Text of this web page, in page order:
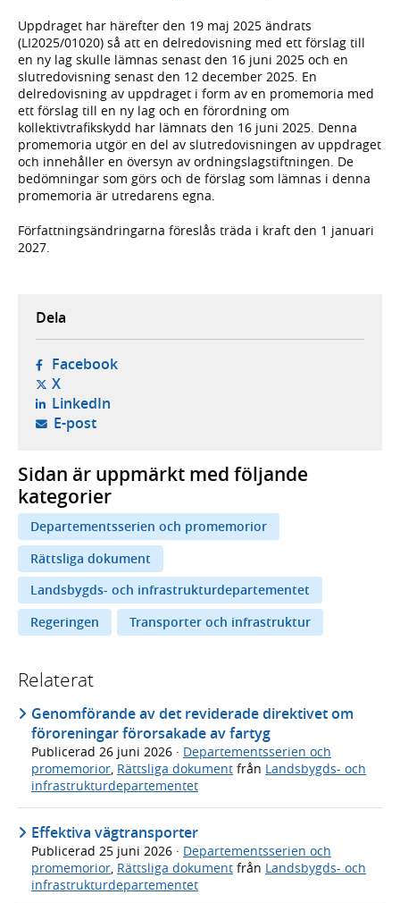
Uppdraget har härefter den 19 maj 2025 ändrats
(LI2025/01020) så att en delredovisning med ett förslag till
en ny lag skulle lämnas senast den 16 juni 2025 och en
slutredovisning senast den 12 december 2025. En
delredovisning av uppdraget i form av en promemoria med
ett förslag till en ny lag och en förordning om
kollektivtrafikskydd har lämnats den 16 juni 2025. Denna
promemoria utgör en del av slutredovisningen av uppdraget
och innehåller en översyn av ordningslagstiftningen. De
bedömningar som görs och de förslag som lämnas i denna
promemoria är utredarens egna.
Författningsändringarna föreslås träda i kraft den 1 januari
2027.
Dela
Facebook- öppnas i ny flik, extern webbplats,
X- öppnas i ny flik, extern webbplats,
LinkedIn- öppnas i ny flik, extern webbplats,
E-post- öppnar din e-postklient,
Sidan är uppmärkt med följande
kategorier
Departementsserien och promemorior
Rättsliga dokument
Landsbygds- och infrastrukturdepartementet
Regeringen
Transporter och infrastruktur
Relaterat
Genomförande av det reviderade direktivet om
föroreningar förorsakade av fartyg
Publicerad 26 juni 2026 · Departementsserien och
promemorior, Rättsliga dokument från Landsbygds- och
infrastrukturdepartementet
Effektiva vägtransporter
Publicerad 25 juni 2026 · Departementsserien och
promemorior Rättsliga dokument från Landsbygds- och
infrastrukturdepartementet